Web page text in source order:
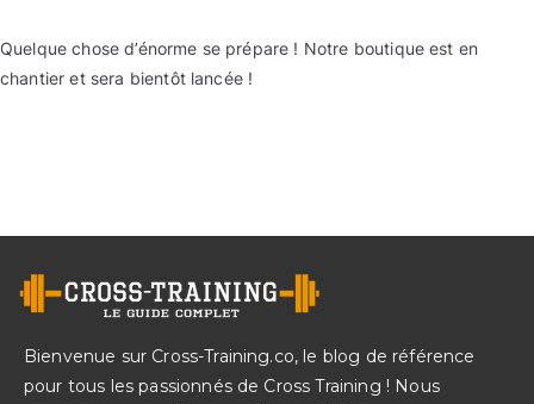
Quelque chose d’énorme se prépare ! Notre boutique est en
chantier et sera bientôt lancée !
Bienvenue sur Cross-Training.co, le blog de référence
pour tous les passionnés de Cross Training ! Nous